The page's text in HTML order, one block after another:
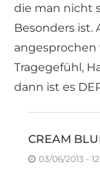
die man nicht
Besonders ist.
Tragegefühl,
dann ist es
CREAM
03/06/2013 -